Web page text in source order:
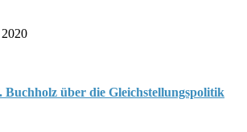
Buchholz über die Gleichstellungspolitik